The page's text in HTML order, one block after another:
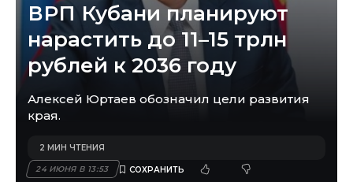
ВРП Кубани планируют
нарастить до 11–15 трлн
рублей к 2036 году
Алексей Юртаев обозначил цели развития
края.
24 ИЮНЯ В 13:53
2 МИН ЧТЕНИЯ